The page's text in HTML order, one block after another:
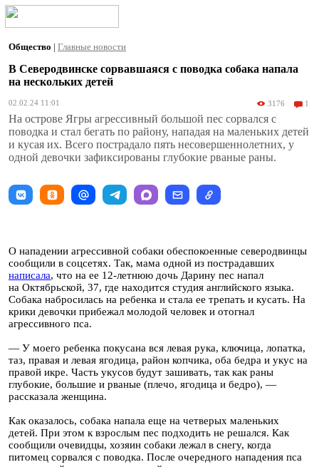
Общество | Главные новости
В Северодвинске сорвавшаяся с поводка собака напала
на нескольких детей
02.02.24 11:01 3176 1
На острове Ягры агрессивный большой пес сорвался с
поводка и стал бегать по району, нападая на маленьких детей
и кусая их. Всего пострадало пять несовершеннолетних, у
одной девочки зафиксированы глубокие рваные раны.
О нападении агрессивной собаки обеспокоенные северодвинцы
сообщили в соцсетях. Так, мама одной из пострадавших
написала, что на ее 12-летнюю дочь Дарину пес напал
на Октябрьской, 37, где находится студия английского языка.
Собака набросилась на ребенка и стала ее трепать и кусать. На
крики девочки прибежал молодой человек и отогнал
агрессивного пса.
— У моего ребенка покусана вся левая рука, ключица, лопатка,
таз, правая и левая ягодица, район копчика, оба бедра и укус на
правой икре. Часть укусов будут зашивать, так как раны
глубокие, большие и рваные (плечо, ягодица и бедро), —
рассказала женщина.
Как оказалось, собака напала еще на четверых маленьких
детей. При этом к взрослым пес подходить не решался. Как
сообщили очевидцы, хозяин собаки лежал в снегу, когда
питомец сорвался с поводка. После очередного нападения пса